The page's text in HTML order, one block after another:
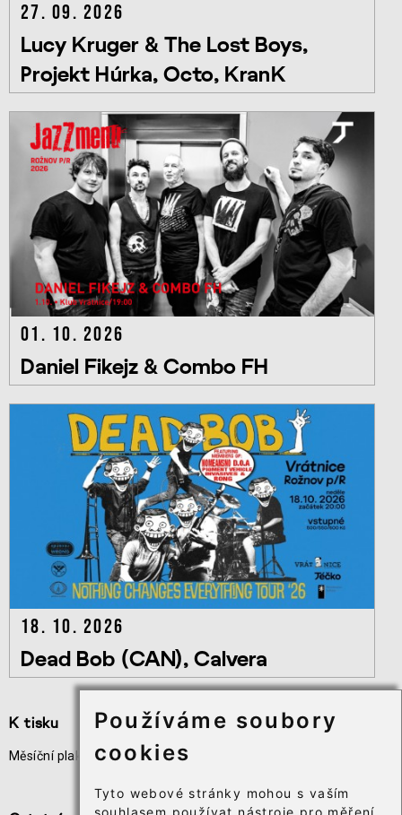
Používáme soubory
cookies
Tyto webové stránky mohou s vaším
souhlasem používat nástroje pro měření
27. 09. 2026
Lucy Kruger & The Lost Boys,
Projekt Húrka, Octo, KranK
01. 10. 2026
Daniel Fikejz & Combo FH
18. 10. 2026
Dead Bob (CAN), Calvera
K tisku
Měsíční plakát akcí
Užitečné odkazy